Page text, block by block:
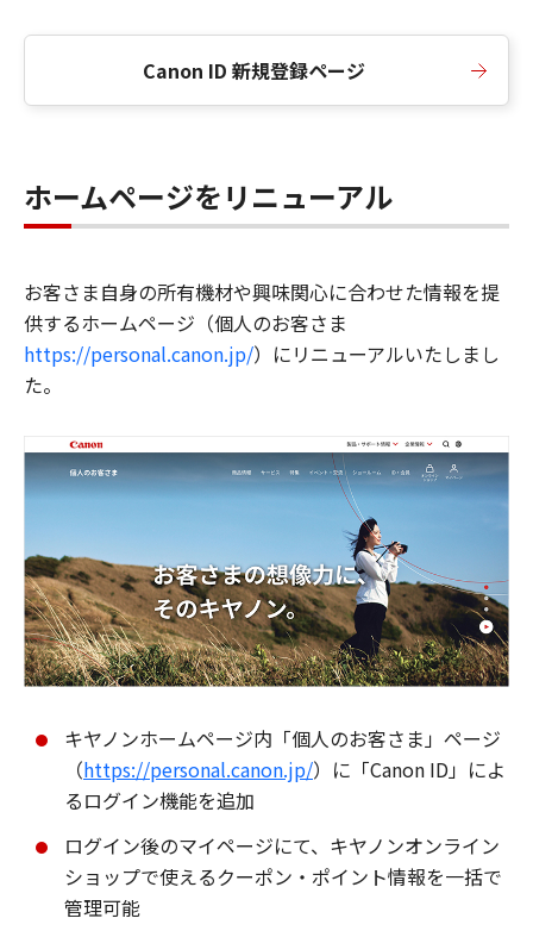
Canon ID 新規登録ページ
ホームページをリニューアル
お客さま自身の所有機材や興味関心に合わせた情報を提
供するホームページ（個人のお客さま
https://personal.canon.jp/）にリニューアルいたしまし
た。
キヤノンホームページ内「個人のお客さま」ページ
（https://personal.canon.jp/）に「Canon ID」によ
るログイン機能を追加
ログイン後のマイページにて、キヤノンオンライン
ショップで使えるクーポン・ポイント情報を一括で
管理可能